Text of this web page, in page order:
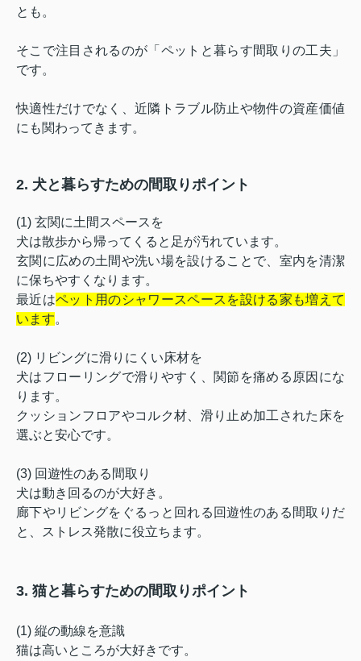
とも。
そこで注目されるのが「ペットと暮らす間取りの工夫」
です。
快適性だけでなく、近隣トラブル防止や物件の資産価値
にも関わってきます。
2. 犬と暮らすための間取りポイント
(1) 玄関に土間スペースを
犬は散歩から帰ってくると足が汚れています。
玄関に広めの土間や洗い場を設けることで、室内を清潔
に保ちやすくなります。
最近はペット用のシャワースペースを設ける家も増えて
います。
(2) リビングに滑りにくい床材を
犬はフローリングで滑りやすく、関節を痛める原因にな
ります。
クッションフロアやコルク材、滑り止め加工された床を
選ぶと安心です。
(3) 回遊性のある間取り
犬は動き回るのが大好き。
廊下やリビングをぐるっと回れる回遊性のある間取りだ
と、ストレス発散に役立ちます。
3. 猫と暮らすための間取りポイント
(1) 縦の動線を意識
猫は高いところが大好きです。